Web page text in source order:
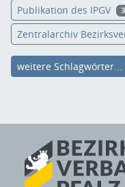
Publikation des IPGV 3
Zentralarchiv
weitere Schlagwörter...